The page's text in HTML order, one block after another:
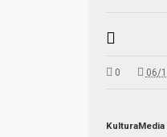
0 06/